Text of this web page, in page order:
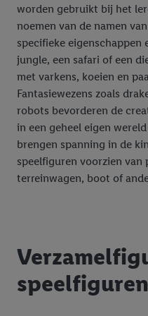
worden gebruikt bij het
noemen van de namen
specifieke eigenschappen
jungle, een safari of een
met varkens, koeien en
Fantasiewezens zoals
robots bevorderen de
in een geheel eigen
brengen spanning in de
speelfiguren voorzien van
terreinwagen, boot of